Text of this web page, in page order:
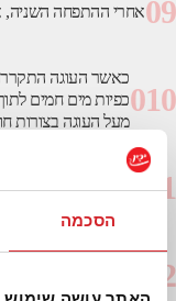
הסכמה
09אחרי ההתפחה השניה, אופים את
010
כאשר העוגה התקררה
כפיות מים חמים
מעל העוגה בצורות
011 מכינים את השוקו:
012
מכניסים את שאר
תוך כדי ערבוב עד